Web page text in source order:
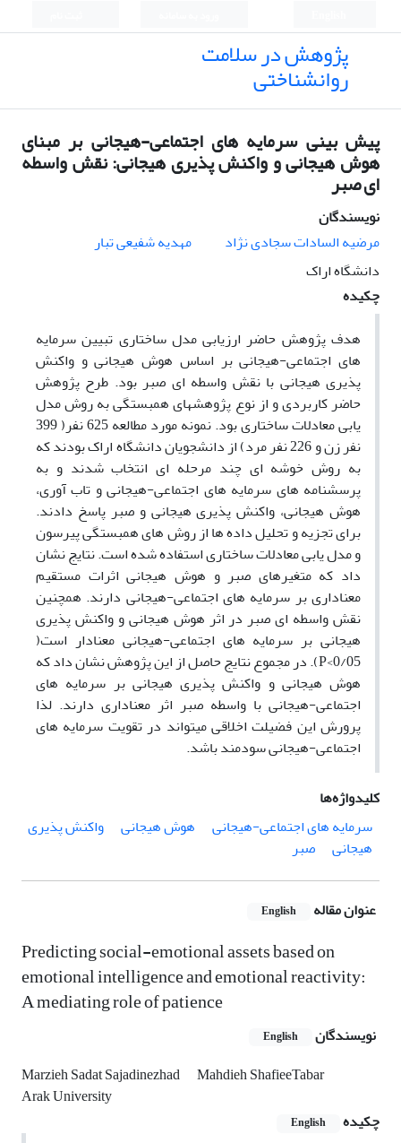
پژوهش در سلامت
روانشناختی
پیش بینی سرمایه های اجتماعی-هیجانی بر مبنای
هوش هیجانی و واکنش پذیری هیجانی: نقش واسطه
ای صبر
نویسندگان
مرضیه السادات سجادی نژاد
مهدیه شفیعی تبار
دانشگاه اراک
چکیده
هدف پژوهش حاضر ارزیابی مدل ساختاری تبیین سرمایه
های اجتماعی-هیجانی بر اساس هوش هیجانی و واکنش
پذیری هیجانی با نقش واسطه ای صبر بود. طرح پژوهش
حاضر کاربردی و از نوع پژوهشهای همبستگی به روش مدل
یابی معادلات ساختاری بود. نمونه مورد مطالعه 625 نفر( 399
نفر زن و 226 نفر مرد) از دانشجویان دانشگاه اراک بودند که
به روش خوشه ای چند مرحله ای انتخاب شدند و به
پرسشنامه های سرمایه های اجتماعی-هیجانی و تاب آوری،
هوش هیجانی، واکنش پذیری هیجانی و صبر پاسخ دادند.
برای تجزیه و تحلیل داده ها از روش های همبستگی پیرسون
و مدل یابی معادلات ساختاریاستفاده شده است.نتایج نشان
داد که متغیرهای صبر و هوش هیجانی اثرات مستقیم
معناداری بر سرمایه های اجتماعی-هیجانی دارند. همچنین
نقش واسطه ای صبر در اثر هوش هیجانی و واکنش پذیری
هیجانی بر سرمایه های اجتماعی-هیجانی معنادار است(
P<0/05). در مجموع نتایج حاصل از این پژوهش نشان داد که
هوش هیجانی و واکنش پذیری هیجانی بر سرمایه های
اجتماعی-هیجانی با واسطه صبر اثر معناداری دارند. لذا
پرورش این فضیلت اخلاقی میتواند در تقویت سرمایه های
اجتماعی-هیجانی سودمند باشد.
کلیدواژه‌ها
سرمایه های اجتماعی-هیجانی
هوش هیجانی
واکنش پذیری
هیجانی
صبر
عنوان مقاله English
Predicting social-emotional assets based on
emotional intelligence and emotional reactivity:
A mediating role of patience
نویسندگان English
Marzieh Sadat Sajadinezhad
Mahdieh ShafieeTabar
Arak University
چکیده
English